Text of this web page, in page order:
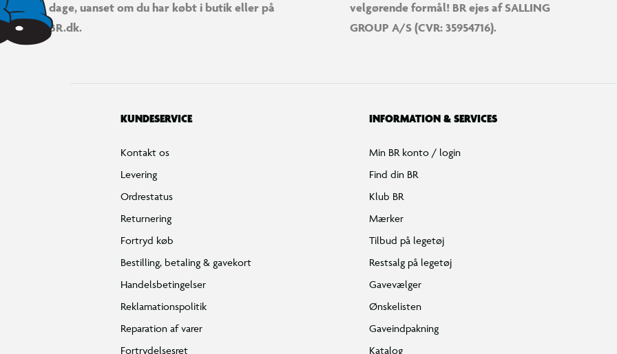
dage, uanset om du har købt i butik eller på
BR.dk.
velgørende formål! BR ejes af SALLING
GROUP A/S (CVR: 35954716).
KUNDESERVICE
Kontakt os
Levering
Ordrestatus
Returnering
Fortryd køb
Bestilling, betaling & gavekort
Handelsbetingelser
Reklamationspolitik
Reparation af varer
Fortrydelsesret
INFORMATION & SERVICES
Min BR konto / login
Find din BR
Klub BR
Mærker
Tilbud på legetøj
Restsalg på legetøj
Gavevælger
Ønskelisten
Gaveindpakning
Katalog